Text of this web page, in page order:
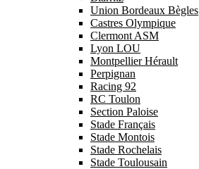
Union Bordeaux Bègles
Castres Olympique
Clermont ASM
Lyon LOU
Montpellier Hérault
Perpignan
Racing 92
RC Toulon
Section Paloise
Stade Français
Stade Montois
Stade Rochelais
Stade Toulousain